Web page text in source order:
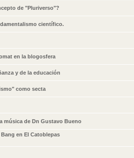
de "Pluriverso"?
científico.
en la blogosfera
y de la educación
como secta
música de Dn Gustavo Bueno
en El Catoblepas